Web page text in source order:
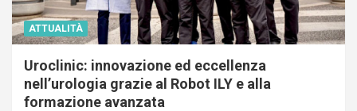
ATTUALITÀ
Uroclinic: innovazione ed eccellenza
nell’urologia grazie al Robot ILY e alla
formazione avanzata